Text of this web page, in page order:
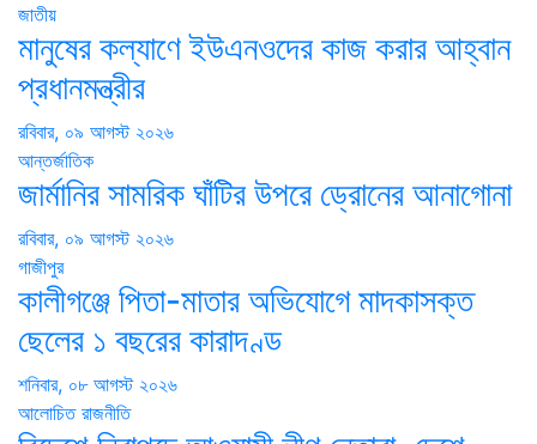
জাতীয়
মানুষের কল্যাণে ইউএনওদের কাজ করার আহ্বান
প্রধানমন্ত্রীর
রবিবার, ০৯ আগস্ট ২০২৬
আন্তর্জাতিক
জার্মানির সামরিক ঘাঁটির উপরে ড্রোনের আনাগোনা
রবিবার, ০৯ আগস্ট ২০২৬
গাজীপুর
কালীগঞ্জে পিতা-মাতার অভিযোগে মাদকাসক্ত
ছেলের ১ বছরের কারাদণ্ড
শনিবার, ০৮ আগস্ট ২০২৬
আলোচিত রাজনীতি